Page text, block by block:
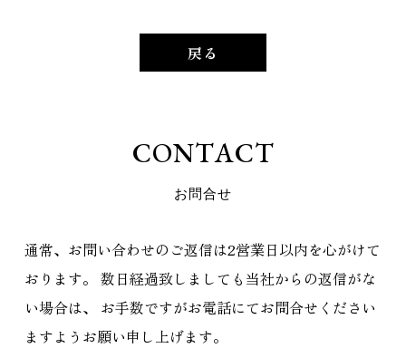
戻る
CONTACT
お問合せ
通常、お問い合わせのご返信は2営業日以内を心がけて
おります。 数日経過致しましても当社からの返信がな
い場合は、
お手数ですがお電話にてお問合せください
ますようお願い申し上げます。